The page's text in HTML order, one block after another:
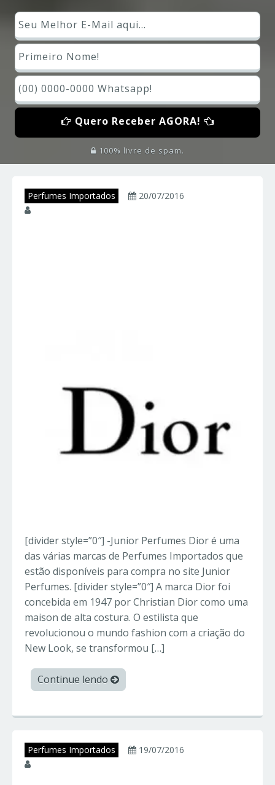
Quero Receber AGORA!
100% livre de spam.
Perfumes Importados
20/07/2016
[divider style=”0″] -Junior Perfumes Dior é uma
das várias marcas de Perfumes Importados que
estão disponíveis para compra no site Junior
Perfumes. [divider style=”0″] A marca Dior foi
concebida em 1947 por Christian Dior como uma
maison de alta costura. O estilista que
revolucionou o mundo fashion com a criação do
New Look, se transformou […]
Continue lendo
Perfumes Importados
19/07/2016